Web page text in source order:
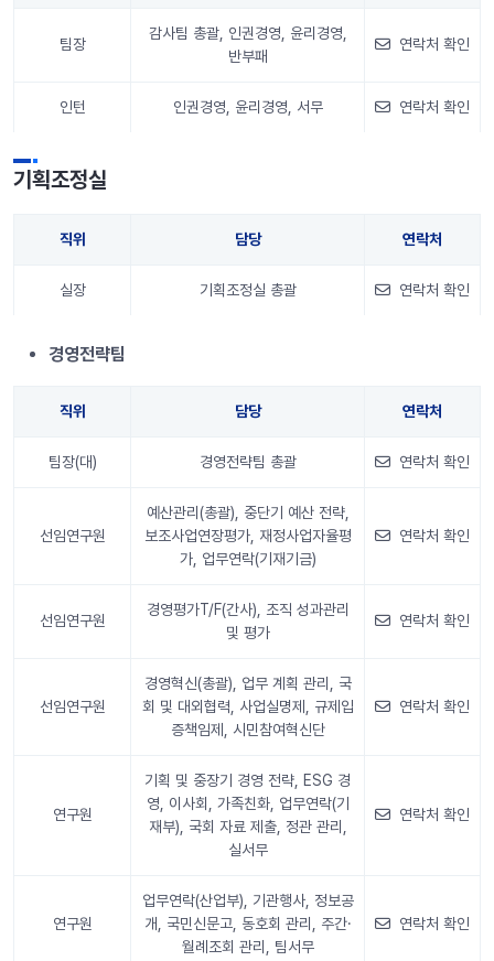
팀장
감사팀 총괄, 인권경영, 윤리경영,
반부패
연락처 확인
인턴 인권경영, 윤리경영, 서무 연락처 확인
기획조정실
직위 담당 연락처
실장 기획조정실 총괄 연락처 확인
경영전략팀
직위 담당 연락처
팀장(대) 경영전략팀 총괄 연락처 확인
선임연구원
예산관리(총괄), 중단기 예산 전략,
보조사업연장평가, 재정사업자율평
가, 업무연락(기재기금)
연락처 확인
선임연구원
경영평가T/F(간사), 조직 성과관리
및 평가
연락처 확인
선임연구원
경영혁신(총괄), 업무 계획 관리, 국
회 및 대외협력, 사업실명제, 규제입
증책임제, 시민참여혁신단
연락처 확인
연구원
기획 및 중장기 경영 전략, ESG 경
영, 이사회, 가족친화, 업무연락(기
재부), 국회 자료 제출, 정관 관리,
실서무
연락처 확인
연구원
업무연락(산업부), 기관행사, 정보공
개, 국민신문고, 동호회 관리, 주간·
월례조회 관리, 팀서무
연락처 확인